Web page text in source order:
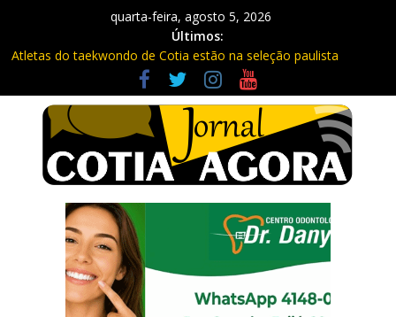
quarta-feira, agosto 5, 2026
Últimos:
Atletas do taekwondo de Cotia estão na seleção paulista
Fique atento: Câmeras com IA na Raposo Tavares já estão
multando
Repasse de impostos estaduais para Cotia já rendeu quase R$
300 milhões no ano
Três procurados da Justiça são presos em Cotia e Vargem
Grande pela PM